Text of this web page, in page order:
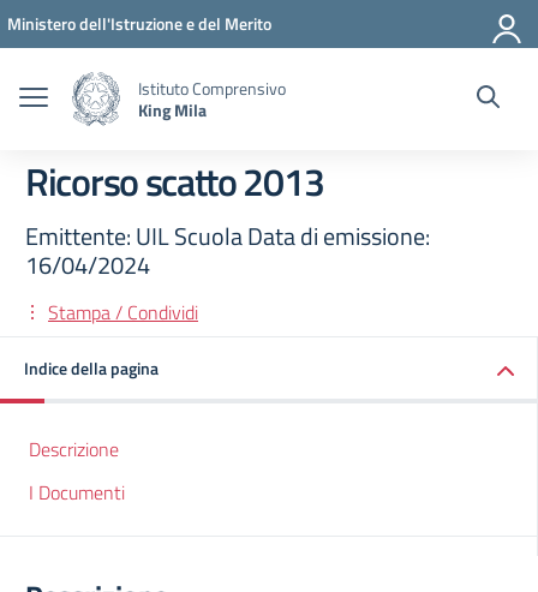
Vai ai contenuti
Vai al menu di navigazione
Vai al footer
Ministero dell'Istruzione e del Merito
Istituto Comprensivo
King Mila
Ricorso scatto 2013
Emittente: UIL Scuola Data di emissione:
16/04/2024
Stampa / Condividi
Indice della pagina
Descrizione
I Documenti